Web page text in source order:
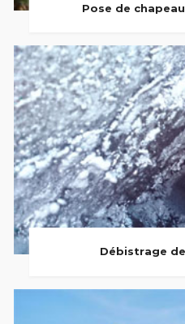
Pose de
Débistrage